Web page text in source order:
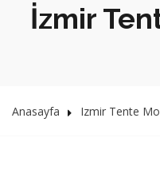
İzmir
Anasayfa Izmir Tente